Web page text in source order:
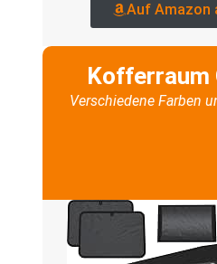
Auf Amazon
Kofferraum
Verschiedene Farben